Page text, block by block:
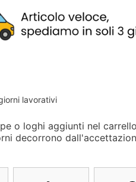
lavorativi
o loghi aggiunti nel
decorrono